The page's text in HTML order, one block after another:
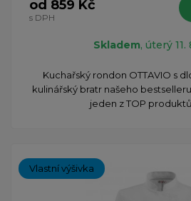
od 859 Kč
s DPH
Skladem, úterý 11.
​Kuchařský rondon OTTAVIO s
kulinářský bratr našeho
jeden z TOP produktů
Vlastní výšivka